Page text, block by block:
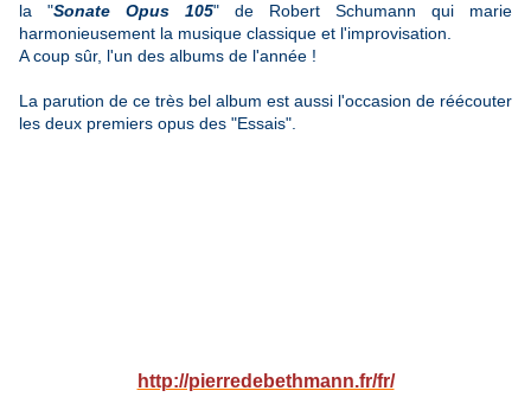
la "Sonate Opus 105" de Robert Schumann qui marie
harmonieusement la musique classique et l'improvisation.
A coup sûr, l'un des albums de l'année !
La parution de ce très bel album est aussi l'occasion de réécouter
les deux premiers opus des "Essais".
http://pierredebethmann.fr/fr/